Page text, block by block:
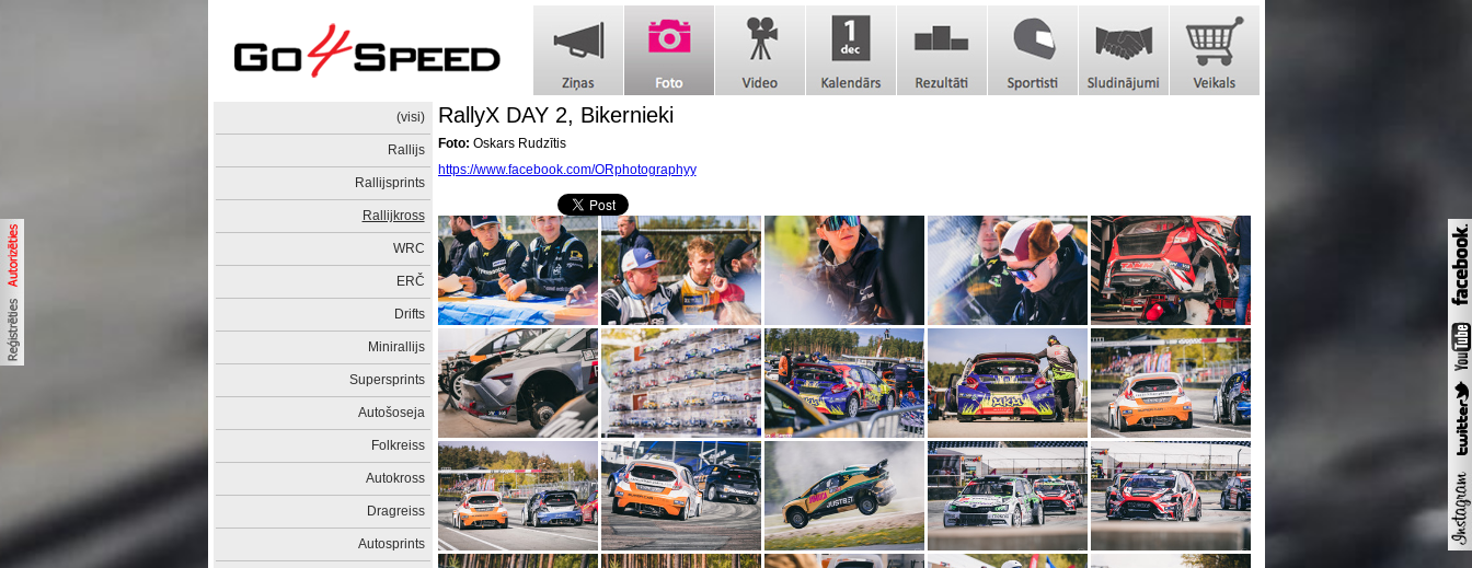
(visi)
Rallijs
Rallijsprints
Rallijkross
WRC
ERČ
Drifts
Minirallijs
Supersprints
Autošoseja
Folkreiss
Autokross
Dragreiss
Autosprints
RallyX DAY 2, Bikernieki
Foto: Oskars Rudzītis
https://www.facebook.com/ORphotographyy